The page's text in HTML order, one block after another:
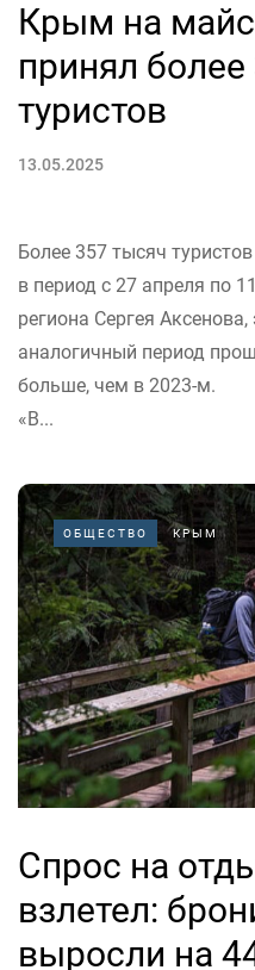
Крым на
принял
туристов
13.05.2025
Более 357 тысяч
в период с 27 апреля по
региона Сергея
аналогичный период
больше, чем в 2023-м.
«В...
ОБЩЕСТВО КРЫМ
Спрос на
взлетел:
выросли на